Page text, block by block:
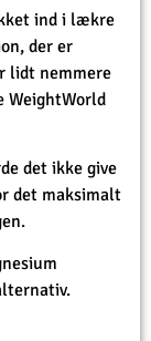
ind i lækre
der er
lidt nemmere
WeightWorld
det ikke give
det maksimalt